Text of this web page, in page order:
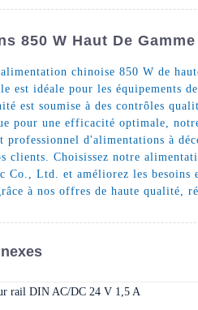
850 W Haut De
chinoise 850 W de
est idéale pour les équipements
est soumise à des contrôles
pour une efficacité optimale,
professionnel d'alimentations à
clients. Choisissez notre
Co., Ltd. et améliorez les besoins
à nos offres de haute qualité,